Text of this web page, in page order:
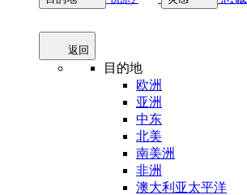
返回
目的地
欧洲
亚洲
中东
北美
南美洲
非洲
澳大利亚太平洋